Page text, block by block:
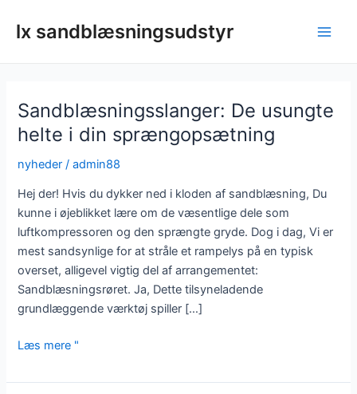
lx sandblæsningsudstyr
Sandblæsningsslanger: De usungte
helte i din sprængopsætning
nyheder /admin88
Hej der! Hvis du dykker ned i kloden af ​​sandblæsning, Du
kunne i øjeblikket lære om de væsentlige dele som
luftkompressoren og den sprængte gryde. Dog i dag, Vi er
mest sandsynlige for at stråle et rampelys på en typisk
overset, alligevel vigtig del af arrangementet:
Sandblæsningsrøret. Ja, Dette tilsyneladende
grundlæggende værktøj spiller […]
Sandblæsningsslanger:
usungte
Læs mere "